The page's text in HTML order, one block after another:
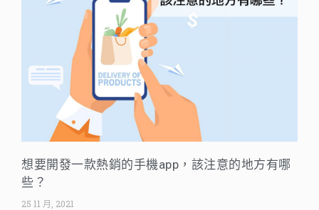
想要開發一款熱銷的手機app，該注意的地方有哪
些？
25 11 月, 2021